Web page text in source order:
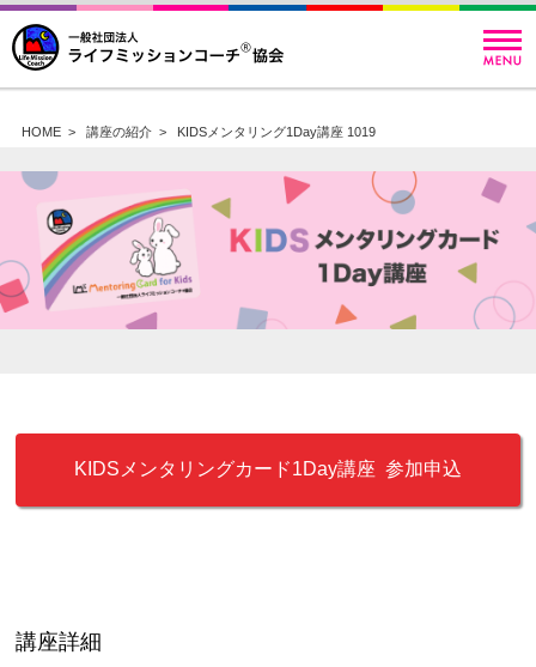
HOME> 講座の紹介> KIDSメンタリング1Day講座 1019
KIDSメンタリングカード1Day講座 参加申込
講座詳細